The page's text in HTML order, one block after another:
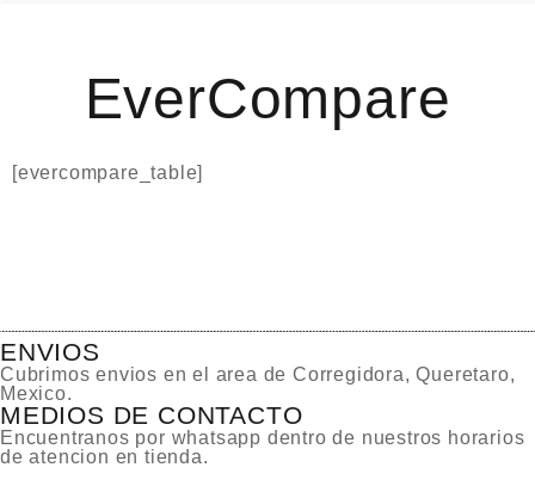
EverCompare
[evercompare_table]
ENVIOS
Cubrimos envios en el area de Corregidora, Queretaro,
Mexico.
MEDIOS DE CONTACTO
Encuentranos por whatsapp dentro de nuestros horarios
de atencion en tienda.